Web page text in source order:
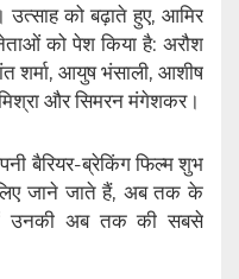
को बढ़ाते हुए, आमिर
को पेश किया है: अरौश
शर्मा, आयुष भंसाली, आशीष
और सिमरन मंगेशकर।
बैरियर-ब्रेकिंग फिल्म शुभ
जाने जाते हैं, अब तक के
उनकी अब तक की सबसे